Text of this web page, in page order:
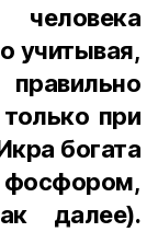
человека
учитывая,
при
богата
далее).